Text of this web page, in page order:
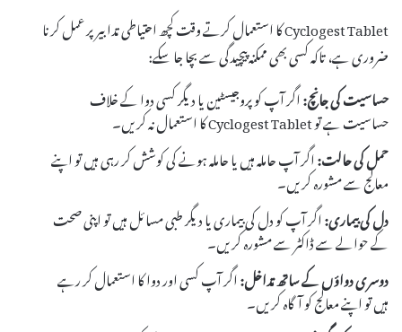
Cyclogest Tablet کا استعمال کرتے وقت کچھ احتیاطی تدابیر پر عمل کرنا
ضروری ہے، تاکہ کسی بھی ممکنہ پیچیدگی سے بچا جا سکے:
حساسیت کی جانچ:اگر آپ کو پروجیسٹین یا دیگر کسی دوا کے خلاف
حساسیت ہے تو Cyclogest Tablet کا استعمال نہ کریں۔
حمل کی حالت:اگر آپ حاملہ ہیں یا حاملہ ہونے کی کوشش کر رہی ہیں تو اپنے
معالج سے مشورہ کریں۔
دل کی بیماری:اگر آپ کو دل کی بیماری یا دیگر طبی مسائل ہیں تو اپنی صحت
کے حوالے سے ڈاکٹر سے مشورہ کریں۔
دوسری دواؤں کے ساتھ تداخل:اگر آپ کسی اور دوا کا استعمال کر رہے
ہیں تو اپنے معالج کو آگاہ کریں۔